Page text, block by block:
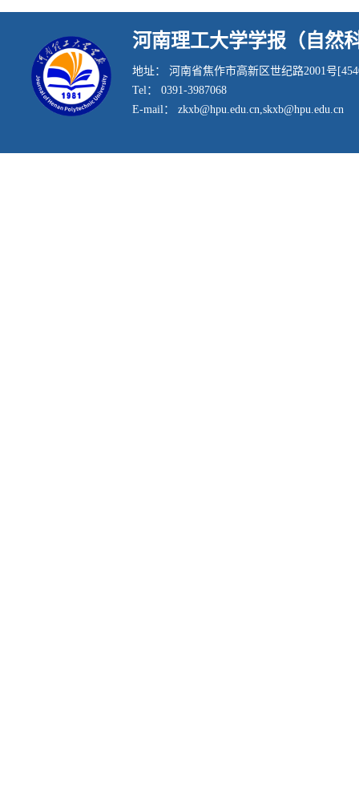
河南理工大学学报（自然
地址： 河南省焦作市高新区世纪路2001号
Tel： 0391-3987068
E-mail： zkxb@hpu.edu.cn,skxb@hpu.edu.cn